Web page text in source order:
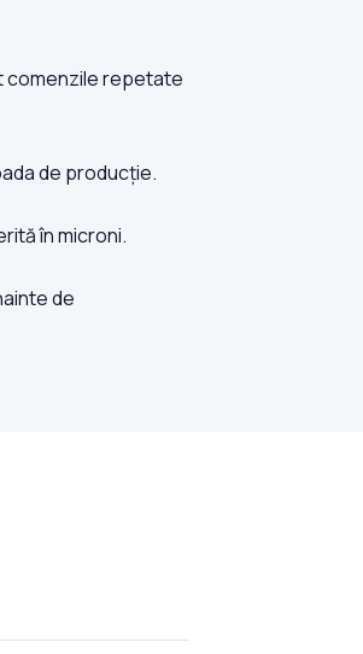
comenzile repetate
de producție.
în microni.
de